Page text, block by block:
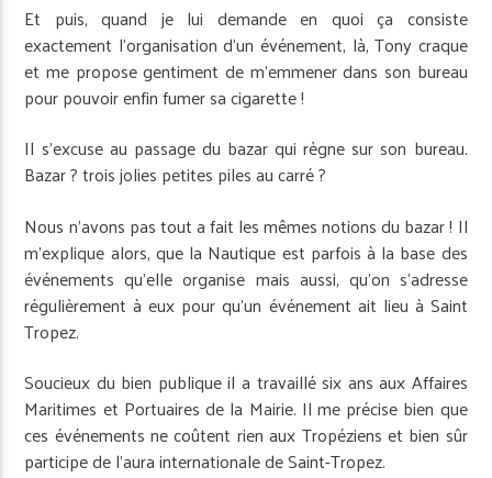
Et puis, quand je lui demande en quoi ça consiste
exactement l’organisation d’un événement, là, Tony craque
et me propose gentiment de m’em­mener dans son bureau
pour pouvoir enfin fumer sa cigarette !
Il s’excuse au passage du bazar qui règne sur son bureau.
Bazar ? trois jolies petites piles au carré ?
Nous n’avons pas tout a fait les mêmes notions du bazar ! Il
m’explique alors, que la Nautique est parfois à la base des
événements qu’elle organise mais aussi, qu’on s’adresse
régulièrement à eux pour qu’un événement ait lieu à Saint
Tropez.
Soucieux du bien publique ­il a travaillé six ans aux Affaires
Maritimes et Portuaires de la Mairie. Il me précise bien que
ces événements ne coûtent rien aux Tropéziens et bien sûr
participe de l’aura internationale de Saint-Tropez.